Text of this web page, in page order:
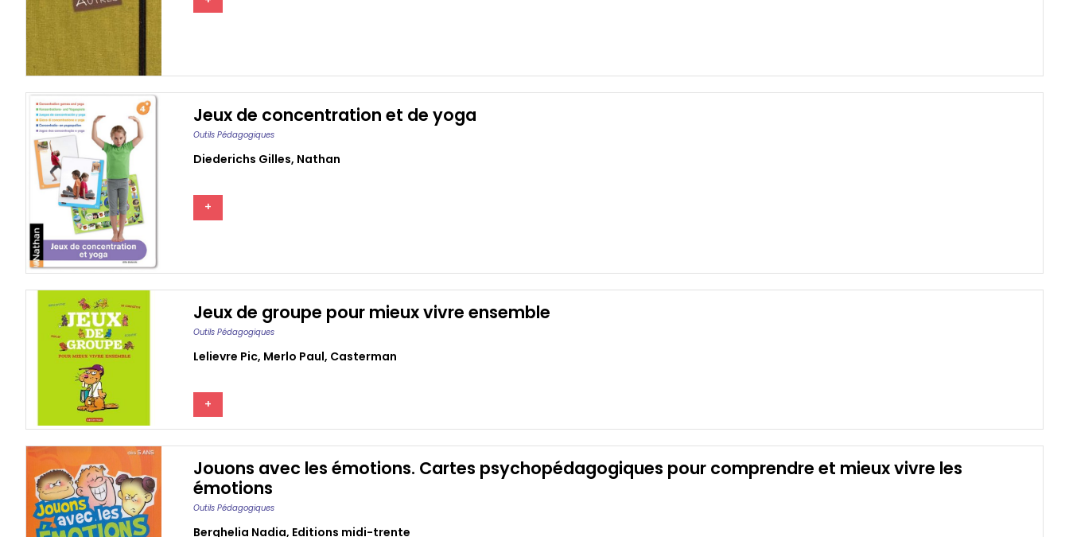
Jeux de concentration et de yoga
Outils Pédagogiques
Diederichs Gilles, Nathan
+
Jeux de groupe pour mieux vivre ensemble
Outils Pédagogiques
Lelievre Pic, Merlo Paul, Casterman
+
Jouons avec les émotions. Cartes psychopédagogiques pour comprendre et mieux vivre les
émotions
Outils Pédagogiques
Berghelia Nadia, Editions midi-trente